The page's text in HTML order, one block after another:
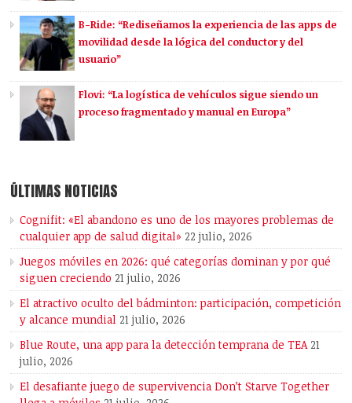
B-Ride: “Rediseñamos la experiencia de las apps de
movilidad desde la lógica del conductor y del
usuario”
Flovi: “La logística de vehículos sigue siendo un
proceso fragmentado y manual en Europa”
ÚLTIMAS NOTICIAS
Cognifit: «El abandono es uno de los mayores problemas de
cualquier app de salud digital» 22 julio, 2026
Juegos móviles en 2026: qué categorías dominan y por qué
siguen creciendo 21 julio, 2026
El atractivo oculto del bádminton: participación, competición
y alcance mundial 21 julio, 2026
Blue Route, una app para la detección temprana de TEA 21
julio, 2026
El desafiante juego de supervivencia Don’t Starve Together